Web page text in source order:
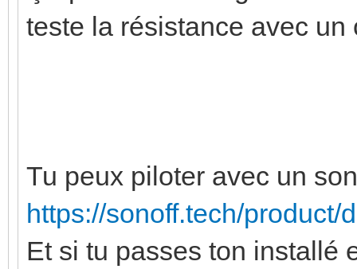
teste la résistance avec un
Tu peux piloter avec un
https://sonoff.tech/product/
Et si tu passes ton installé